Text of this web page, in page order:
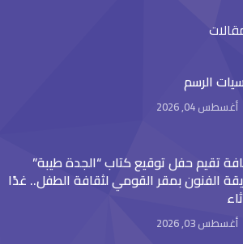
الرسم
أغسطس 04, 2026
تقيم حفل توقيع كتاب “الجدة طيبة”
الفنون بمقر القومي لثقافة الطفل.. غدًا
أغسطس 03, 2026